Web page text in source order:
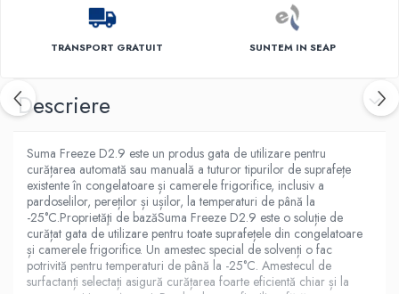
TRANSPORT GRATUIT SUNTEM IN SEAP
Descriere
Suma Freeze D2.9 este un produs gata de utilizare pentru
curățarea automată sau manuală a tuturor tipurilor de suprafețe
existente în congelatoare și camerele frigorifice, inclusiv a
pardoselilor, pereților și ușilor, la temperaturi de până la
-25°C.Proprietăţi de bazăSuma Freeze D2.9 este o soluție de
curățat gata de utilizare pentru toate suprafețele din congelatoare
și camerele frigorifice. Un amestec special de solvenți o fac
potrivită pentru temperaturi de până la -25°C. Amestecul de
surfactanți selectați asigură curățarea foarte eficientă chiar și la